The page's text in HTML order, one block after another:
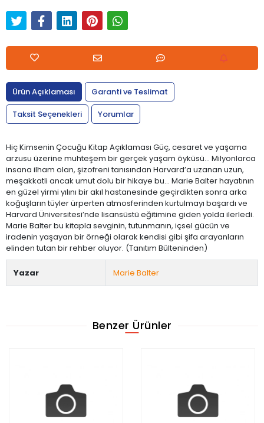
Ürün Açıklaması
Garanti ve Teslimat
Taksit Seçenekleri
Yorumlar
Hiç Kimsenin Çocuğu Kitap Açıklaması Güç, cesaret ve yaşama
arzusu üzerine muhteşem bir gerçek yaşam öyküsü… Milyonlarca
insana ilham olan, şizofreni tanısından Harvard’a uzanan uzun,
meşakkatli ancak umut dolu bir hikaye bu... Marie Balter hayatının
en güzel yirmi yılını bir akıl hastanesinde geçirdikten sonra arka
koğuşların tüyler ürperten atmosferinden kurtulmayı başardı ve
Harvard Üniversitesi’nde lisansüstü eğitimine giden yolda ilerledi.
Marie Balter bu kitapla sevginin, tutunmanın, içsel gücün ve
iradenin yaşayan bir örneği olarak kendisi gibi şifa arayanların
elinden tutan bir rehber oluyor. (Tanıtım Bülteninden)
Yazar Marie Balter
Benzer Ürünler